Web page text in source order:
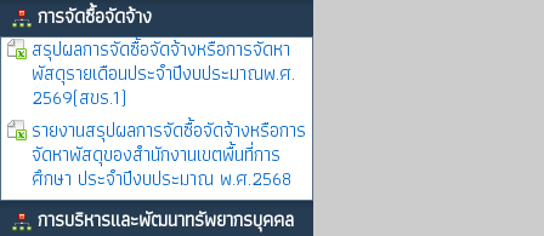
การจัดซื้อจัดจ้าง
สรุปผลการจัดซื้อจัดจ้างหรือการจัดหา
พัสดุรายเดือนประจำปีงบประมาณพ.ศ.
2569(สขร.1)
รายงานสรุปผลการจัดซื้อจัดจ้างหรือการ
จัดหาพัสดุของสำนักงานเขตพื้นที่การ
ศึกษา ประจำปีงบประมาณ พ.ศ.2568
การบริหารและพัฒนาทรัพยากรบุคคล